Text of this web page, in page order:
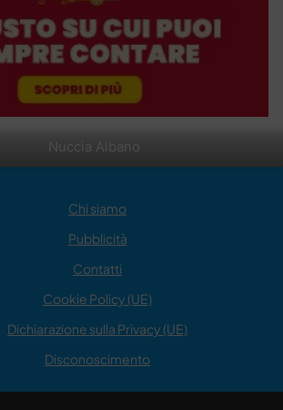
Nuccia Albano
Chi siamo
Pubblicità
Contatti
Cookie Policy (UE)
Dichiarazione sulla Privacy (UE)
Disconoscimento